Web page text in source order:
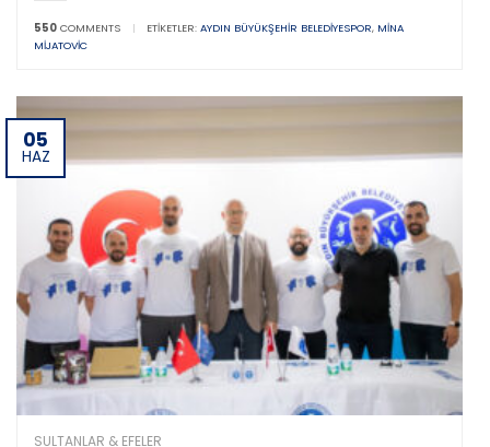
550 COMMENTS | ETIKETLER: AYDIN BÜYÜKŞEHIR BELEDIYESPOR, MINA
MIJATOVIC
05
HAZ
SULTANLAR & EFELER